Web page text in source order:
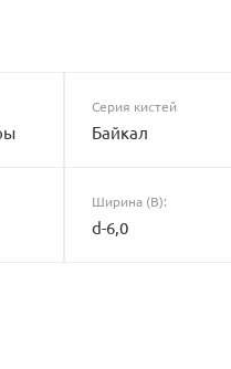
Серия кистей
Байкал
Ширина (B):
d-6,0